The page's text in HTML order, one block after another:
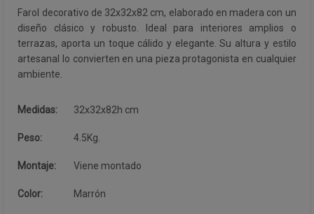
Farol decorativo de 32x32x82 cm, elaborado en madera con un
diseño clásico y robusto. Ideal para interiores amplios o
terrazas, aporta un toque cálido y elegante. Su altura y estilo
artesanal lo convierten en una pieza protagonista en cualquier
ambiente.
Medidas: 32x32x82h cm
Peso: 4.5Kg.
Montaje: Viene montado
Color: Marrón